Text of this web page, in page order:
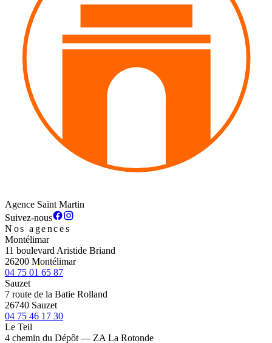
Agence Saint Martin
Suivez-nous
Nos agences
Montélimar
11 boulevard Aristide Briand
26200 Montélimar
04 75 01 65 87
Sauzet
7 route de la Batie Rolland
26740 Sauzet
04 75 46 17 30
Le Teil
4 chemin du Dépôt — ZA La Rotonde